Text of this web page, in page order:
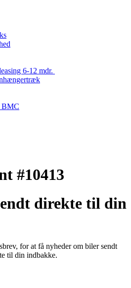
6-12 mdr.
BMC
#10413
direkte til din
for at få nyheder om biler sendt
til din indbakke.